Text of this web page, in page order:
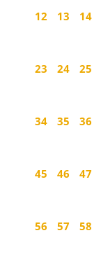
12 13 14
23 24 25
34 35 36
45 46 47
56 57 58